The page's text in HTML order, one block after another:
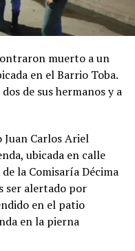
muerto a un
en el Barrio Toba.
de sus hermanos y a
Carlos Ariel
ubicada en calle
la Comisaría Décima
ser alertado por
en el patio
en la pierna